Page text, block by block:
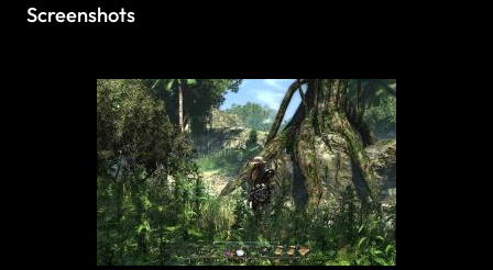
Screenshots